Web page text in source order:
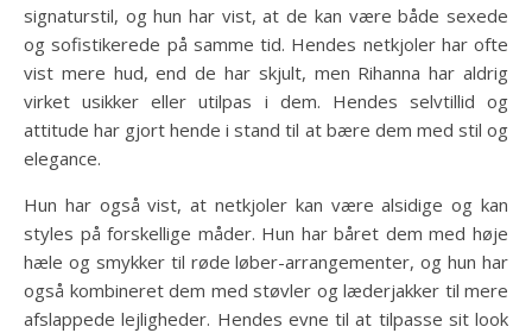
signaturstil, og hun har vist, at de kan være både sexede
og sofistikerede på samme tid. Hendes netkjoler har ofte
vist mere hud, end de har skjult, men Rihanna har aldrig
virket usikker eller utilpas i dem. Hendes selvtillid og
attitude har gjort hende i stand til at bære dem med stil og
elegance.
Hun har også vist, at netkjoler kan være alsidige og kan
styles på forskellige måder. Hun har båret dem med høje
hæle og smykker til røde løber-arrangementer, og hun har
også kombineret dem med støvler og læderjakker til mere
afslappede lejligheder. Hendes evne til at tilpasse sit look